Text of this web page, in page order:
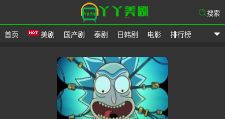
首页 美剧 国产剧 泰剧 日韩剧 电影 排行榜
搜索